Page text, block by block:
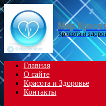
Мир
Красота и
Главная
О сайте
Красота и Здоровье
Контакты